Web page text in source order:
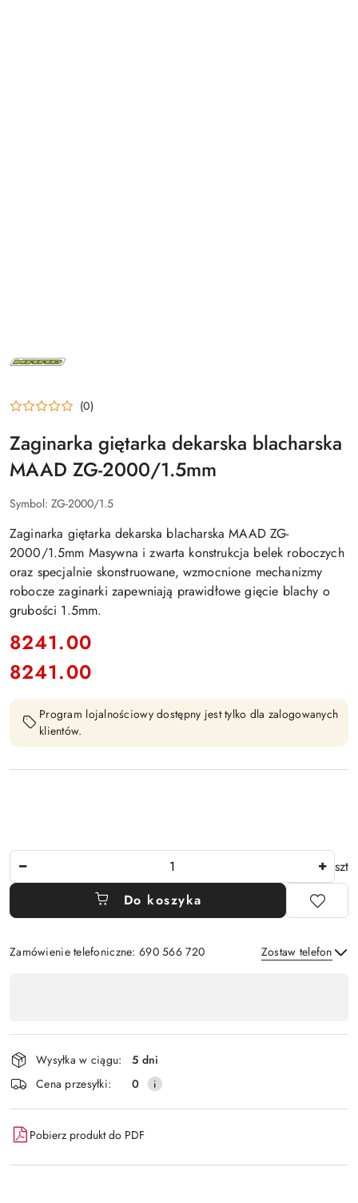
(0)
Zaginarka giętarka dekarska blacharska
MAAD ZG-2000/1.5mm
Symbol: ZG-2000/1.5
Zaginarka giętarka dekarska blacharska MAAD ZG-
2000/1.5mm Masywna i zwarta konstrukcja belek roboczych
oraz specjalnie skonstruowane, wzmocnione mechanizmy
robocze zaginarki zapewniają prawidłowe gięcie blachy o
grubości 1.5mm.
cena:
8241.00
Cena:
8241.00
Program lojalnościowy dostępny jest tylko dla zalogowanych
klientów.
szt
Do koszyka
Zamówienie telefoniczne: 690 566 720 Zostaw telefon
płatność
i
dostawa
Wysyłka w ciągu:
5 dni
Cena przesyłki:
0
Pobierz produkt do PDF